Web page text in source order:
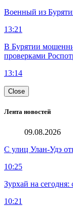
Военный из
13:21
В Бурятии
проверками
13:14
Close
Лента новостей
09.08.2026
С улиц Улан-Удэ
10:25
Зурхай на сегодня:
10:21